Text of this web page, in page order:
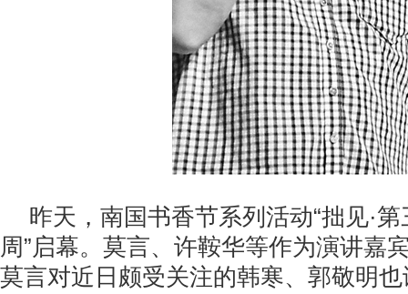
昨天，南国书香节系列活动“拙见·
周”启幕。莫言、许鞍华等作为演讲嘉
莫言对近日颇受关注的韩寒、郭敬明